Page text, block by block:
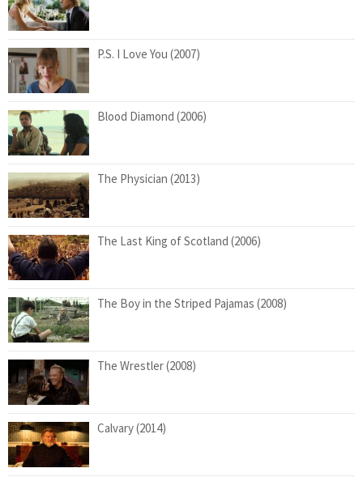
P.S. I Love You (2007)
Blood Diamond (2006)
The Physician (2013)
The Last King of Scotland (2006)
The Boy in the Striped Pajamas (2008)
The Wrestler (2008)
Calvary (2014)